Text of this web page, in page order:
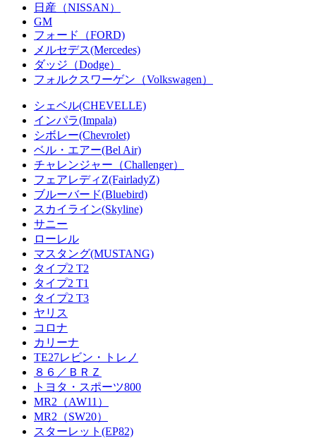
日産（NISSAN）
GM
フォード（FORD)
メルセデス(Mercedes)
ダッジ（Dodge）
フォルクスワーゲン（Volkswagen）
シェベル(CHEVELLE)
インパラ(Impala)
シボレー(Chevrolet)
ベル・エアー(Bel Air)
チャレンジャー（Challenger）
フェアレディZ(FairladyZ)
ブルーバード(Bluebird)
スカイライン(Skyline)
サニー
ローレル
マスタング(MUSTANG)
タイプ2 T2
タイプ2 T1
タイプ2 T3
ヤリス
コロナ
カリーナ
TE27レビン・トレノ
８６／ＢＲＺ
トヨタ・スポーツ800
MR2（AW11）
MR2（SW20）
スターレット(EP82)